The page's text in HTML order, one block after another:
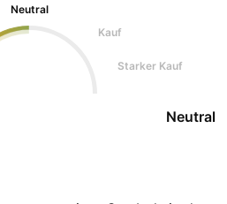
Neutral
Kauf
Starker Kauf
Neutral